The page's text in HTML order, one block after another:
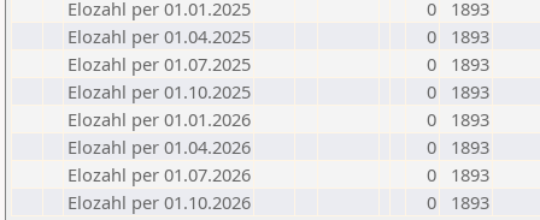
Elozahl per 01.01.2025
0
1893
Elozahl per 01.04.2025
0
1893
Elozahl per 01.07.2025
0
1893
Elozahl per 01.10.2025
0
1893
Elozahl per 01.01.2026
0
1893
Elozahl per 01.04.2026
0
1893
Elozahl per 01.07.2026
0
1893
Elozahl per 01.10.2026
0 1893